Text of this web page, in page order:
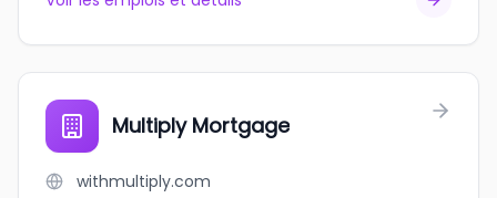
Multiply Mortgage
withmultiply.com